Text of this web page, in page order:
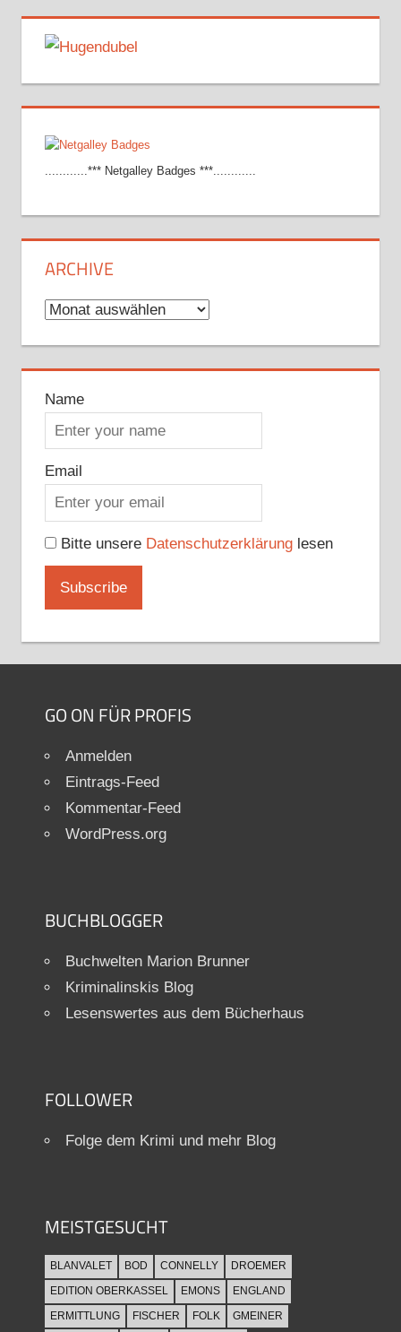
............*** Netgalley Badges ***............
ARCHIVE
Archive
Name
Email
Bitte unsere Datenschutzerklärunglesen
GO ON FÜR PROFIS
Anmelden
Eintrags-Feed
Kommentar-Feed
WordPress.org
BUCHBLOGGER
Buchwelten Marion Brunner
Kriminalinskis Blog
Lesenswertes aus dem Bücherhaus
FOLLOWER
Folge dem Krimi und mehr Blog
MEISTGESUCHT
BLANVALET BOD CONNELLY
DROEMER
EDITION OBERKASSEL
EMONS
ENGLAND
ERMITTLUNG
FISCHER FOLK GMEINER